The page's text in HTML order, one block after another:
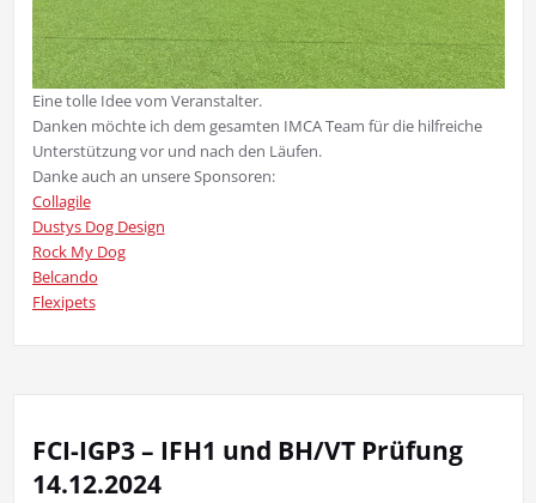
Eine tolle Idee vom Veranstalter.
Danken möchte ich dem gesamten IMCA Team für die hilfreiche
Unterstützung vor und nach den Läufen.
Danke auch an unsere Sponsoren:
Collagile
Dustys Dog Design
Rock My Dog
Belcando
Flexipets
FCI-IGP3 – IFH1 und BH/VT Prüfung
14.12.2024